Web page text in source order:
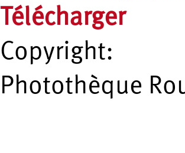
Télécharger
Copyright:
Photothèque